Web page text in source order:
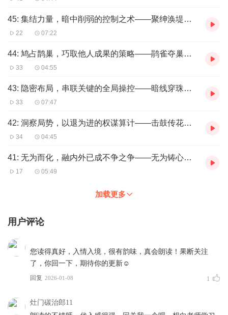
45: 集结力量，暗中削弱的控制之术——聚绅涣堤局。
22 07:22
44: 鸠占鹊巢，巧取他人成果的策略——鹃雀夺巢局。
33 04:55
43: 隐密布局，串联关键的全局操控——暗线穿珠局。
33 07:47
42: 洞察局势，以退为进的权谋算计——击鼓传花局。
34 04:45
41: 无为而化，融内外已成不争之争——无为铸心局。
17 05:49
加载更多
用户评论
您读得真好，入情入境，很有韵味，真会朗读！果断关注
了，你回一下，期待你的更新☺️
回复 2026-01-08 1
灶门碳治郎11